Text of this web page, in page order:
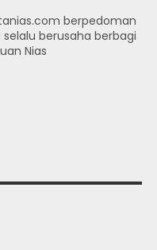
berpedoman
berusaha berbagi
Nias